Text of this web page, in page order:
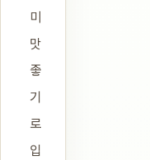
미
맛
좋
기
로
입